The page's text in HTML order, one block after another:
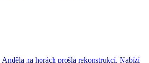
na horách prošla rekonstrukcí. Nabízí